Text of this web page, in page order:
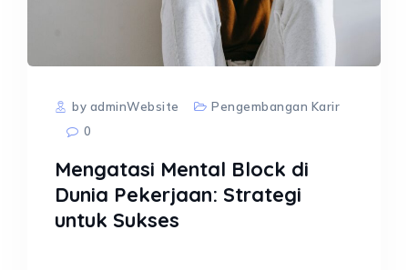
by adminWebsite
Pengembangan Karir
0
Mengatasi Mental Block di
Dunia Pekerjaan: Strategi
untuk Sukses